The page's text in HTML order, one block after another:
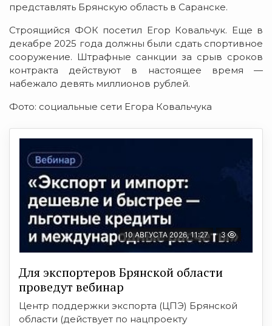
представлять Брянскую область в Саранске.
Строящийся ФОК посетил Егор Ковальчук. Еще в
декабре 2025 года должны были сдать спортивное
сооружение. Штрафные санкции за срыв сроков
контракта действуют в настоящее время —
набежало девять миллионов рублей.
Фото: социальные сети Егора Ковальчука
10 АВГУСТА 2026, 11:27 3
Для экспортеров Брянской области
проведут вебинар
Центр поддержки экспорта (ЦПЭ) Брянской
области (действует по нацпроекту